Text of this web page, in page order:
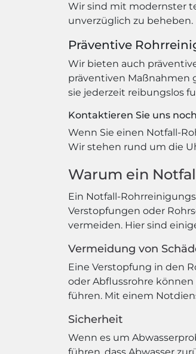
Wir sind mit modernster
unverzüglich zu beheben.
Präventive
Wir bieten auch
präventiven Maßnahmen
sie jederzeit reibungslos
Kontaktieren Sie uns
Wenn Sie einen Notfall-
Wir stehen rund um die
Warum ein
Ein Notfall-
Verstopfungen oder
vermeiden. Hier sind
Vermeidung von
Eine Verstopfung in den
oder Abflussrohre
führen. Mit einem
Sicherheit
Wenn es um